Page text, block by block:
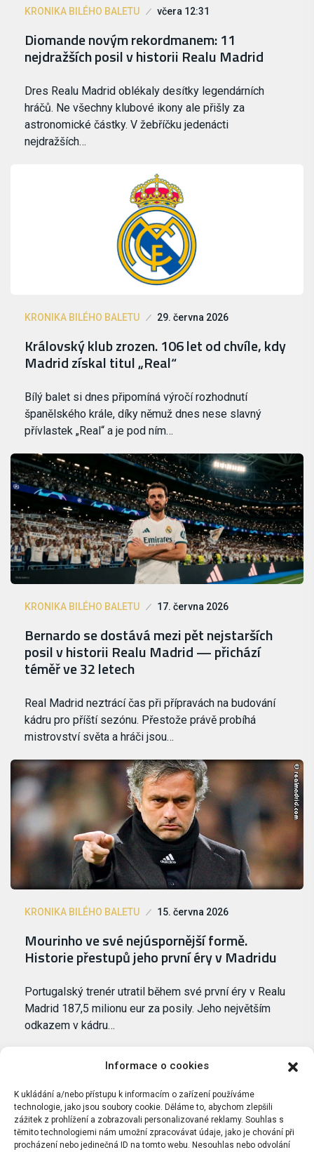
Informace o cookies
K ukládání a/nebo přístupu k informacím o zařízení používáme
technologie, jako jsou soubory cookie. Děláme to, abychom zlepšili
zážitek z prohlížení a zobrazovali personalizované reklamy. Souhlas s
těmito technologiemi nám umožní zpracovávat údaje, jako je chování při
procházení nebo jedinečná ID na tomto webu. Nesouhlas nebo odvolání
KRONIKA BILÉHO BALETU včera 12:31
Diomande novým rekordmanem: 11
nejdražších posil v historii Realu Madrid
Dres Realu Madrid oblékaly desítky legendárních
hráčů. Ne všechny klubové ikony ale přišly za
astronomické částky. V žebříčku jedenácti
nejdražších…
KRONIKA BILÉHO BALETU 29. června 2026
Královský klub zrozen. 106 let od chvíle, kdy
Madrid získal titul „Real“
Bílý balet si dnes připomíná výročí rozhodnutí
španělského krále, díky němuž dnes nese slavný
přívlastek „Real“ a je pod ním…
KRONIKA BILÉHO BALETU 17. června 2026
Bernardo se dostává mezi pět nejstarších
posil v historii Realu Madrid — přichází
téměř ve 32 letech
Real Madrid neztrácí čas při přípravách na budování
kádru pro příští sezónu. Přestože právě probíhá
mistrovství světa a hráči jsou…
KRONIKA BILÉHO BALETU 15. června 2026
Mourinho ve své nejúspornější formě.
Historie přestupů jeho první éry v Madridu
Portugalský trenér utratil během své první éry v Realu
Madrid 187,5 milionu eur za posily. Jeho největším
odkazem v kádru…